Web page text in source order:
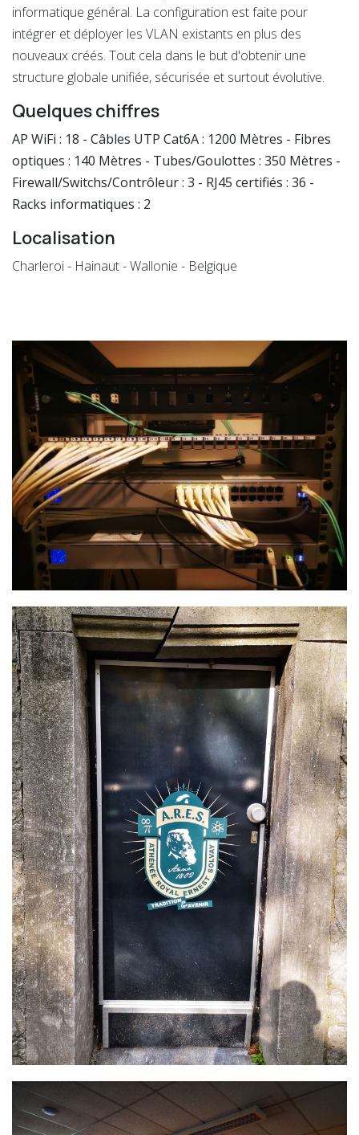
informatique général. La configuration est faite pour
intégrer et déployer les VLAN existants en plus des
nouveaux créés. Tout cela dans le but d'obtenir une
structure globale unifiée, sécurisée et surtout évolutive.
Quelques chiffres
AP WiFi : 18 - Câbles UTP Cat6A : 1200 Mètres - Fibres
optiques : 140 Mètres - Tubes/Goulottes : 350 Mètres -
Firewall/Switchs/Contrôleur : 3 - RJ45 certifiés : 36 -
Racks informatiques : 2
Localisation
Charleroi - Hainaut - Wallonie - Belgique